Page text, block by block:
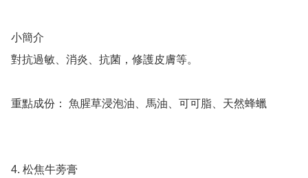
小簡介
對抗過敏、消炎、抗菌，修護皮膚等。
重點成份： 魚腥草浸泡油、馬油、可可脂、天然蜂蠟
4. 松焦牛蒡膏